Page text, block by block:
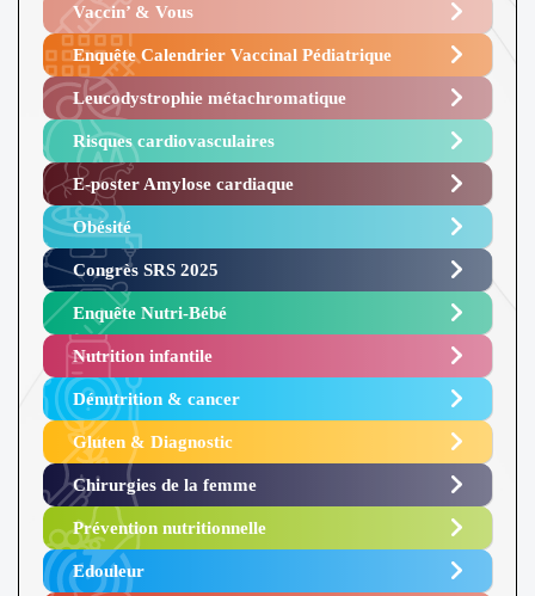
Vaccin’ & Vous
Enquête Calendrier Vaccinal Pédiatrique
Leucodystrophie métachromatique
Risques cardiovasculaires
E-poster Amylose cardiaque ​
Obésité ​
Congrès SRS 2025 ​
Enquête Nutri-Bébé ​
Nutrition infantile
Dénutrition & cancer
Gluten & Diagnostic
Chirurgies de la femme
Prévention nutritionnelle
Edouleur​